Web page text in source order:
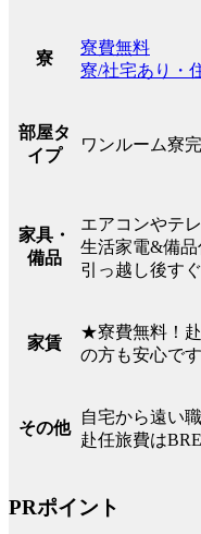
寮
寮費無料
寮/社宅あり・
部屋タ
イプ
ワンルーム寮
家具・
備品
エアコンやテ
生活家電&備品
引っ越し後す
家賃
★寮費無料！
の方も安心で
その他
自宅から遠い
赴任旅費は
PRポイント